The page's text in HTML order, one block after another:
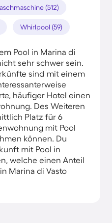
(512)
Whirlpool (59)
Pool in Marina di
sehr schwer sein.
sind mit einem
häufiger Hotel einen
Des Weiteren
Platz für 6
mit Pool
können. Du
mit Pool in
welche einen Anteil
Marina di Vasto